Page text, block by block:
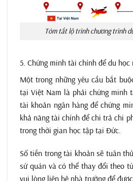
Tóm tắt lộ trình chương trình
5. Chứng minh tài chính để du
Một trong những yêu cầu bắt
tại Việt Nam là phải chứng minh
tài khoản ngân hàng để chứng
khả năng tài chính để chi trả chi
trong thời gian học tập tại Đức.
Số tiền trong tài khoản sẽ tuân
sứ quán và có thể thay đổi theo
vui lòng liên hệ nhà trường để